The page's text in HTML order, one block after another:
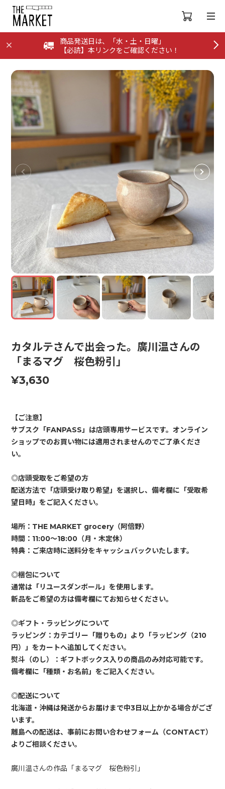
商品発送日は、「水・土・日曜」
【必読】本リンクをご確認ください！
カタルテさんで出会った。廣川温さんの
「まるマグ 桜色粉引」
¥3,630
【ご注意】
サブスク「FANPASS」は店頭専用サービスです。オンライン
ショップでのお買い物には適用されませんのでご了承くださ
い。
◎店頭受取をご希望の方
配送方法で「店頭受け取り希望」を選択し、備考欄に「受取希
望日時」をご記入ください。
場所：THE MARKET grocery（阿倍野）
時間：11:00〜18:00（月・木定休）
特典：ご来店時に送料分をキャッシュバックいたします。
◎梱包について
通常は「リユースダンボール」を使用します。
新品をご希望の方は備考欄にてお知らせください。
◎ギフト・ラッピングについて
ラッピング：カテゴリー「贈りもの」より「ラッピング（210
円）」をカートへ追加してください。
熨斗（のし）：ギフトボックス入りの商品のみ対応可能です。
備考欄に「種類・お名前」をご記入ください。
◎配送について
北海道・沖縄は発送からお届けまで中3日以上かかる場合がござ
います。
離島への配送は、事前にお問い合わせフォーム（CONTACT）
廣川温さんの作品「まるマグ 桜色粉引」